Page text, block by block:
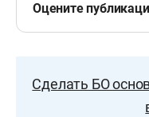
Оцените
Сделать БО